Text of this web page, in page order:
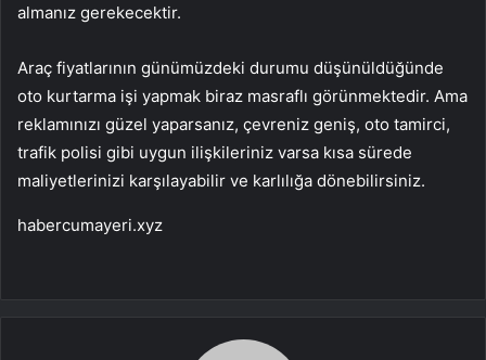
almanız gerekecektir.
Araç fiyatlarının günümüzdeki durumu düşünüldüğünde
oto kurtarma işi yapmak biraz masraflı görünmektedir. Ama
reklamınızı güzel yaparsanız, çevreniz geniş, oto tamirci,
trafik polisi gibi uygun ilişkileriniz varsa kısa sürede
maliyetlerinizi karşılayabilir ve karlılığa dönebilirsiniz.
habercumayeri.xyz